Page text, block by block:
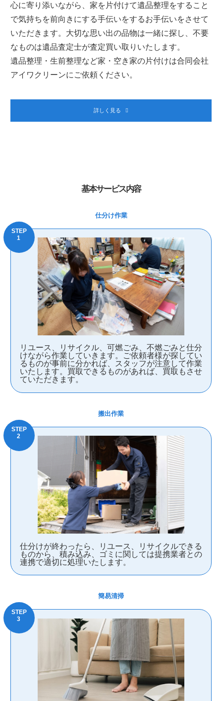
心に寄り添いながら、家を片付けて遺品整理をすること
で気持ちを前向きにする手伝いをするお手伝いをさせて
いただきます。大切な思い出の品物は一緒に探し、不要
なものは遺品査定士が査定買い取りいたします。
遺品整理・生前整理など家・空き家の片付けは合同会社
アイワクリーンにご依頼ください。
詳しく見る
基本サービス内容
仕分け作業
リユース、リサイクル、可燃ごみ、不燃ごみと仕分
けながら作業していきます。ご依頼者様が探してい
るものが事前に分かれば、スタッフが注意して作業
いたします。買取できるものがあれば、買取もさせ
ていただきます。
搬出作業
仕分けが終わったら、リユース、リサイクルできる
ものから、積み込み、ゴミに関しては提携業者との
連携で適切に処理いたします。
簡易清掃